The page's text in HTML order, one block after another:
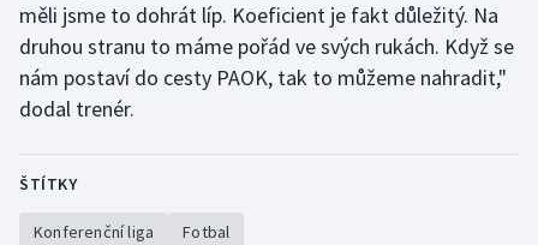
měli jsme to dohrát líp. Koeficient je fakt důležitý. Na
druhou stranu to máme pořád ve svých rukách. Když se
nám postaví do cesty PAOK, tak to můžeme nahradit,"
dodal trenér.
ŠTÍTKY
Konferenční liga Fotbal